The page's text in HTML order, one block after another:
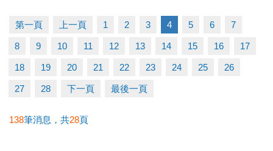
一般-----6/1至6/21享95折
多梯優惠---兩梯9折/三梯88折/五梯85折
◆泳力試煉營
超早鳥---5/10前享85折
一般-----6/1至6/30(一梯95折/兩梯9折/三梯88折)
第一頁 上一頁 1 2 3 4 5 6 7
8 9 10 11 12 13 14 15 16 17
18 19 20 21 22 23 24 25 26
27 28 下一頁 最後一頁
138筆消息，共28頁